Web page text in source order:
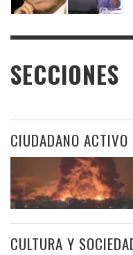
SECCIONES
CIUDADANO ACTIVO
CULTURA Y